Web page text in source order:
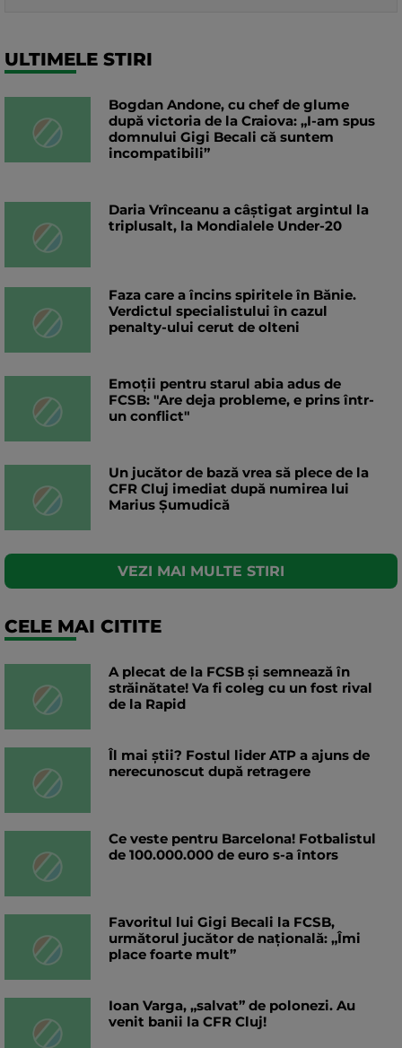
ULTIMELE STIRI
Bogdan Andone, cu chef de glume
după victoria de la Craiova: „I-am spus
domnului Gigi Becali că suntem
incompatibili”
Daria Vrînceanu a câştigat argintul la
triplusalt, la Mondialele Under-20
Faza care a încins spiritele în Bănie.
Verdictul specialistului în cazul
penalty-ului cerut de olteni
Emoții pentru starul abia adus de
FCSB: "Are deja probleme, e prins într-
un conflict"
Un jucător de bază vrea să plece de la
CFR Cluj imediat după numirea lui
Marius Șumudică
VEZI MAI MULTE STIRI
CELE MAI CITITE
A plecat de la FCSB și semnează în
străinătate! Va fi coleg cu un fost rival
de la Rapid
Îl mai știi? Fostul lider ATP a ajuns de
nerecunoscut după retragere
Ce veste pentru Barcelona! Fotbalistul
de 100.000.000 de euro s-a întors
Favoritul lui Gigi Becali la FCSB,
următorul jucător de națională: „Îmi
place foarte mult”
Ioan Varga, „salvat” de polonezi. Au
venit banii la CFR Cluj!